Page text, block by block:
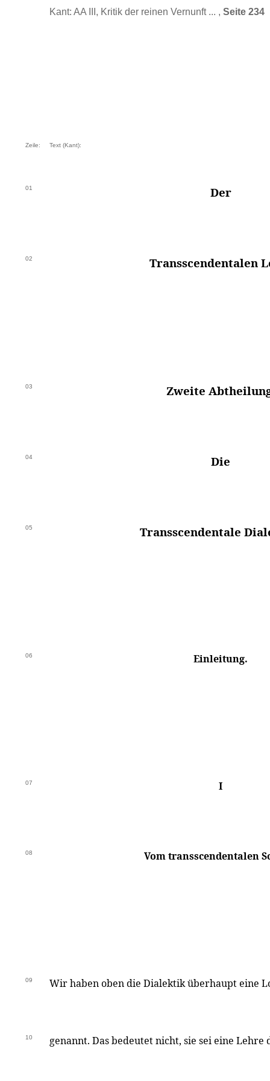
Kant: AA III, Kritik der reinen Vernunft ... , Seite 234
Zeile: Text (Kant):
01 Der
02 Transscendentalen
03 Zweite
04 Die
05 Transscendentale
06 Einleitung.
07 I
08 Vom transscendentalen
09 Wir haben oben die Dialektik überhaupt eine
10 genannt. Das bedeutet nicht, sie sei eine